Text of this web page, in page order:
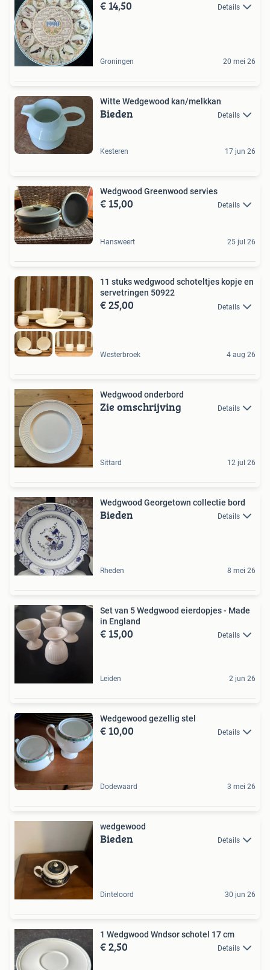
€ 14,50 Details
Groningen 20 mei 26
Witte Wedgewood kan/melkkan
Bieden Details
Kesteren 17 jun 26
Wedgwood Greenwood servies
€ 15,00 Details
Hansweert 25 jul 26
11 stuks wedgwood schoteltjes kopje en
servetringen 50922
€ 25,00 Details
Westerbroek 4 aug 26
Wedgwood onderbord
Zie omschrijving Details
Sittard 12 jul 26
Wedgwood Georgetown collectie bord
Bieden Details
Rheden 8 mei 26
Set van 5 Wedgwood eierdopjes - Made
in England
€ 15,00 Details
Leiden 2 jun 26
Wedgewood gezellig stel
€ 10,00 Details
Dodewaard 3 mei 26
wedgewood
Bieden Details
Dinteloord 30 jun 26
1 Wedgwood Wndsor schotel 17 cm
€ 2,50 Details